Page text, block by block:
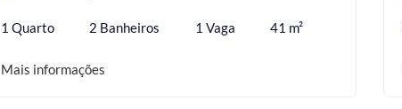
1 Quarto 2 Banheiros 1 Vaga 41 m²
Mais informações